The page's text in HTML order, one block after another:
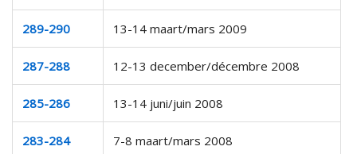
289-290 13-14 maart/mars 2009
287-288 12-13 december/décembre 2008
285-286 13-14 juni/juin 2008
283-284 7-8 maart/mars 2008